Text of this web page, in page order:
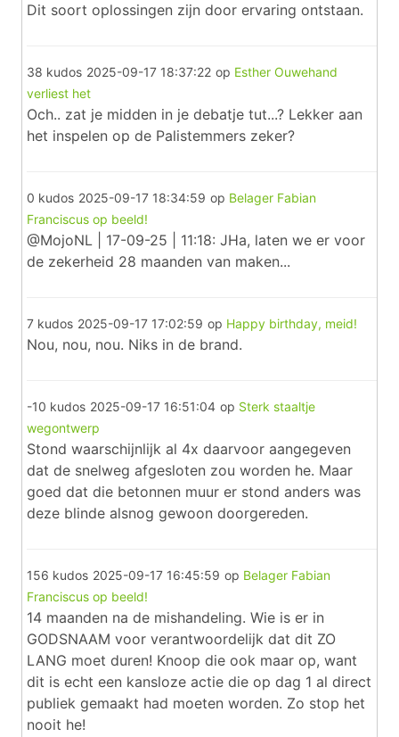
Dit soort oplossingen zijn door ervaring ontstaan.
38 kudos 2025-09-17 18:37:22 op Esther Ouwehand
verliest het
Och.. zat je midden in je debatje tut...? Lekker aan
het inspelen op de Palistemmers zeker?
0 kudos 2025-09-17 18:34:59 op Belager Fabian
Franciscus op beeld!
@MojoNL | 17-09-25 | 11:18: JHa, laten we er voor
de zekerheid 28 maanden van maken...
7 kudos 2025-09-17 17:02:59 op Happy birthday, meid!
Nou, nou, nou. Niks in de brand.
-10 kudos 2025-09-17 16:51:04 op Sterk staaltje
wegontwerp
Stond waarschijnlijk al 4x daarvoor aangegeven
dat de snelweg afgesloten zou worden he. Maar
goed dat die betonnen muur er stond anders was
deze blinde alsnog gewoon doorgereden.
156 kudos 2025-09-17 16:45:59 op Belager Fabian
Franciscus op beeld!
14 maanden na de mishandeling. Wie is er in
GODSNAAM voor verantwoordelijk dat dit ZO
LANG moet duren! Knoop die ook maar op, want
dit is echt een kansloze actie die op dag 1 al direct
publiek gemaakt had moeten worden. Zo stop het
nooit he!